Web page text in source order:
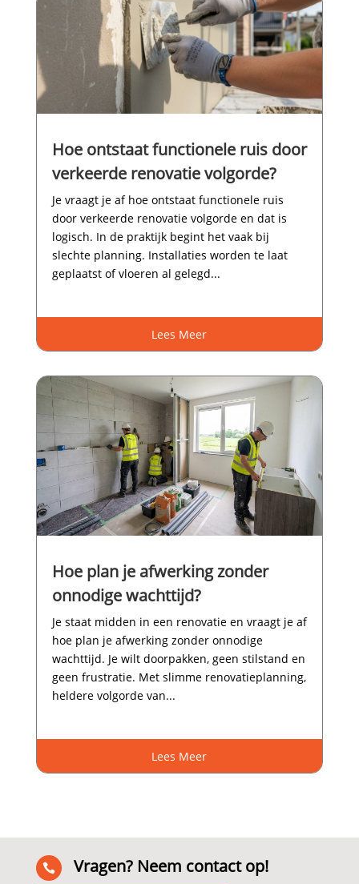
Hoe ontstaat functionele ruis door
verkeerde renovatie volgorde?
Je vraagt je af hoe ontstaat functionele ruis
door verkeerde renovatie volgorde en dat is
logisch.​ In de praktijk begint het vaak bij
slechte planning.​ Installaties worden te laat
geplaatst of vloeren al gelegd...
Lees Meer
Hoe plan je afwerking zonder
onnodige wachttijd?
Je staat midden in een renovatie en vraagt je af
hoe plan je afwerking zonder onnodige
wachttijd.​ Je wilt doorpakken, geen stilstand en
geen frustratie.​ Met slimme renovatieplanning,
heldere volgorde van...
Lees Meer
 Vragen? Neem contact op!